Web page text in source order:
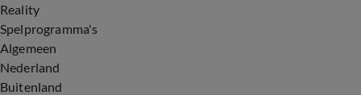
Reality
Spelprogramma's
Algemeen
Nederland
Buitenland